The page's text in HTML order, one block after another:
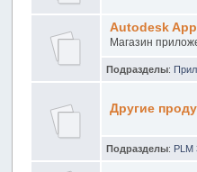
Autodesk
Магазин
Подразделы:
Другие
Подразделы: PLM